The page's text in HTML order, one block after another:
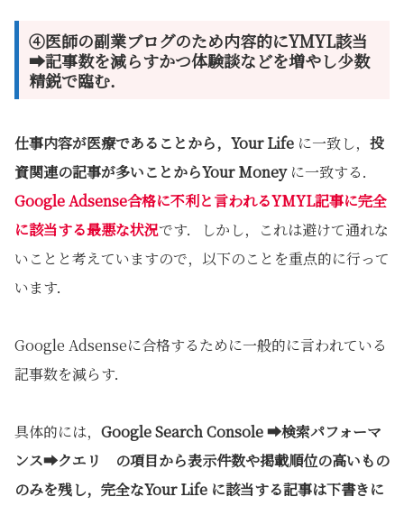
④医師の副業ブログのため内容的にYMYL該当
➡記事数を減らすかつ体験談などを増やし少数
精鋭で臨む．
仕事内容が医療であることから，Your Life に一致し， 投
資関連の記事が多いことからYour Money に一致する．
Google Adsense合格に不利と言われるYMYL記事に完全
に該当する最悪な状況です．しかし，これは避けて通れな
いことと考えていますので，以下のことを重点的に行って
います．
Google Adsenseに合格するために一般的に言われている
記事数を減らす．
具体的には， Google Search Console ➡検索パフォーマ
ンス➡クエリ の項目から表示件数や掲載順位の高いもの
のみを残し，完全なYour Life に該当する記事は下書きに